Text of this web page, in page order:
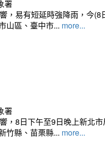
署
，易有短延時強降雨，今
山區、臺中市... more...
署
，8日下午至9日晚上新北
竹縣、苗栗縣... more...